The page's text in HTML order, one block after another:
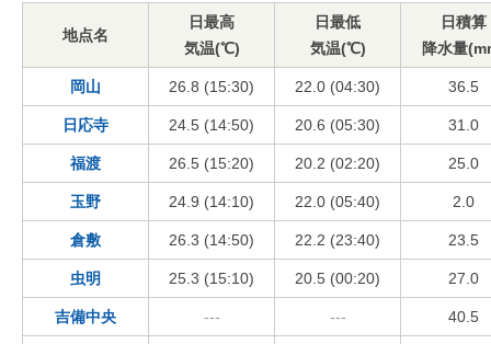
地点名
日最高
気温(℃)
日最低
気温(℃)
日積算
降水量
岡山 26.8 (15:30) 22.0 (04:30) 36.5
日応寺 24.5 (14:50) 20.6 (05:30) 31.0
福渡 26.5 (15:20) 20.2 (02:20) 25.0
玉野 24.9 (14:10) 22.0 (05:40) 2.0
倉敷 26.3 (14:50) 22.2 (23:40) 23.5
虫明 25.3 (15:10) 20.5 (00:20) 27.0
吉備中央 --- --- 40.5